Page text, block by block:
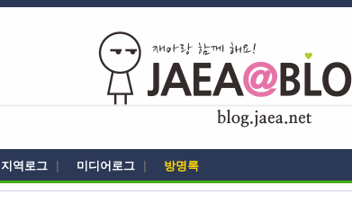
지역로그 미디어로그 방명록